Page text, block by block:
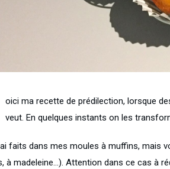
oici ma recette de prédilection, lorsque
veut. En quelques instants on les
ai faits dans mes moules à muffins, mais
à madeleine…). Attention dans ce cas à